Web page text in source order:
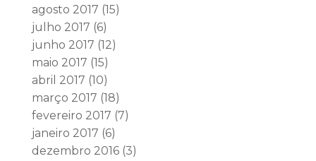
agosto 2017 (15)
julho 2017 (6)
junho 2017 (12)
maio 2017 (15)
abril 2017 (10)
março 2017 (18)
fevereiro 2017 (7)
janeiro 2017 (6)
dezembro 2016(3)